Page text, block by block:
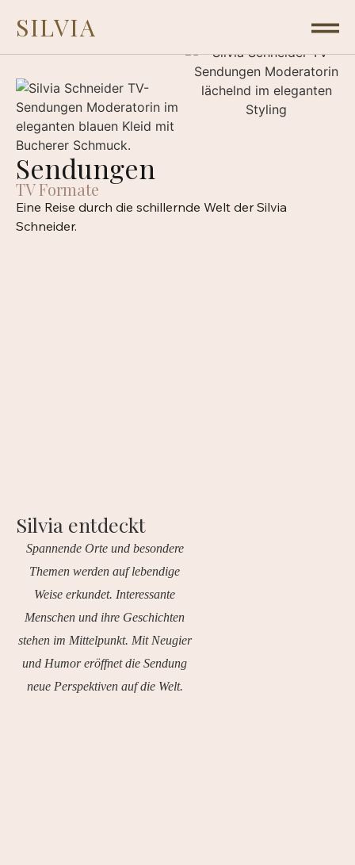
SILVIA
Sendungen
TV Formate
Eine Reise durch die schillernde Welt der Silvia
Schneider.
Silvia entdeckt
Spannende Orte und besondere
Themen werden auf lebendige
Weise erkundet. Interessante
Menschen und ihre Geschichten
stehen im Mittelpunkt. Mit Neugier
und Humor eröffnet die Sendung
neue Perspektiven auf die Welt.